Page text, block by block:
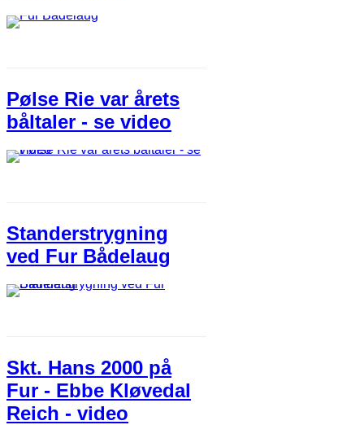
Pølse Rie var årets
båltaler - se video
Standerstrygning
ved Fur Bådelaug​
Skt. Hans 2000 på
Fur - Ebbe Kløvedal
Reich - video